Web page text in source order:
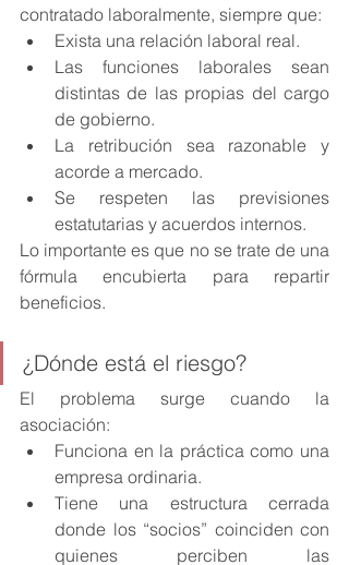
contratado laboralmente, siempre que:
Exista una relación laboral real.
Las funciones laborales sean
distintas de las propias del cargo
de gobierno.
La retribución sea razonable y
acorde a mercado.
Se respeten las previsiones
estatutarias y acuerdos internos.
Lo importante es que no se trate de una
fórmula encubierta para repartir
beneficios.
¿Dónde está el riesgo?
El problema surge cuando la
asociación:
Funciona en la práctica como una
empresa ordinaria.
Tiene una estructura cerrada
donde los “socios” coinciden con
quienes perciben las